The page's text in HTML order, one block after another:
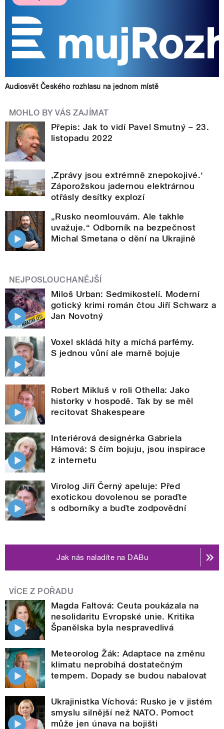
Audiosvět Českého rozhlasu na jednom místě
MOHLO BY VÁS ZAJÍMAT
Přepis: Jak to vidí Pavel Smutný – 23.
listopadu 2022
‚Zprávy jsou extrémně znepokojivé.‘
Záporožskou jadernou elektrárnou
otřásly desítky explozí
„Rusko neomlouvám. Ale takhle
uvažuje.“ Odborník na bezpečnost
Michal Smetana o dění na Ukrajině
NEJPOSLOUCHANĚJŠÍ
Miloš Urban: Sedmikostelí. Moderní
gotický krimi román čtou Jiří Schwarz a
Jan Novotný
Voxel skládá hity a míchá parfémy.
S jednou vůní ale marně bojuje
Robert Mikluš v roli Othella: Jako
historky v hospodě. Tak by se měl
recitovat Shakespeare
Interiérová designérka Gabriela
Hámová: S čím bojuju, jsou inspirace
z internetu
Virolog Jiří Černý apeluje: Před
exotickou dovolenou se poraďte
s odborníky a buďte zodpovědní
Jak nás naladíte na DABu
VÍCE Z POŘADU
Magda Faltová: Ceuta poukázala na
nesolidaritu Evropské unie. Kritika
Španělska byla nespravedlivá
Meteorolog Žák: Adaptace na změnu
klimatu neprobíhá dostatečným
tempem. Dopady se budou nabalovat
Ukrajinistka Víchová: Rusko je v jistém
smyslu silnější než NATO. Pomoct
může jen únava na bojišti